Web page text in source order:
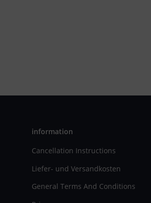
information
Cancellation Instructions
Liefer- und Versandkosten
General Terms And Conditions